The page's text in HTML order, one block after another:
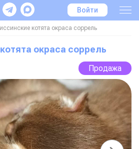
Войти
котята окраса соррель
котята окраса соррель
Продажа